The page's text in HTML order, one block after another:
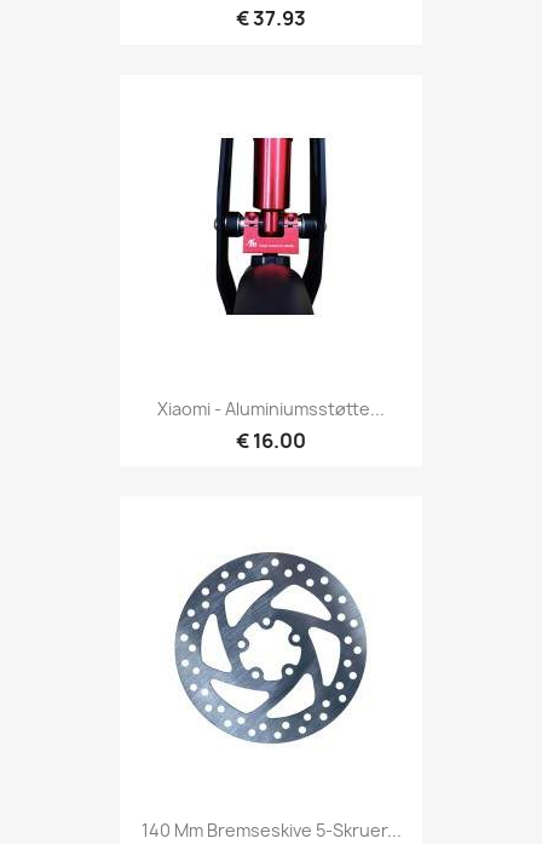
€ 37.93
Xiaomi - Aluminiumsstøtte...
€ 16.00
140 Mm Bremseskive 5-Skruer...